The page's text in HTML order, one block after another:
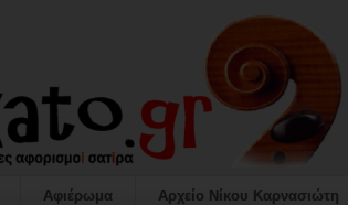
Αφιέρωμα Αρχείο Νίκου Καρνασιώτη